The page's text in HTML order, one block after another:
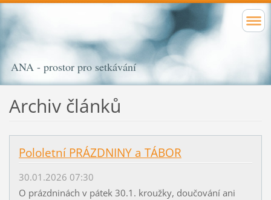
ANA - prostor pro setkávání
Archiv článků
Pololetní PRÁZDNINY a TÁBOR
30.01.2026 07:30
O prázdninách v pátek 30.1. kroužky, doučování ani